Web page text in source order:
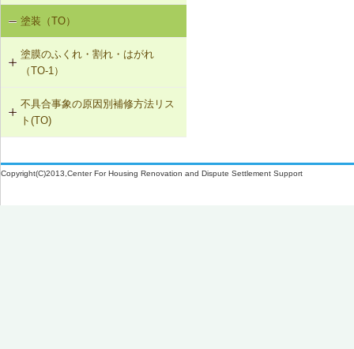
SK-1-002 ダクトの増設
SK-1-004 通気措置を講じた建具へ
の交換
SK-1-003 換気ファンの交換
室内空気の汚染（SK-1）
塗装（TO）
塗膜のふくれ・割れ・はがれ
（TO-1）
TO-1-001 外壁の塗料の塗替え(コン
クリート系下地)
下地)
不具合事象の原因別補修方法リス
ト(TO)
1）
Copyright(C)2013,Center For Housing Renovation and Dispute Settlement Support